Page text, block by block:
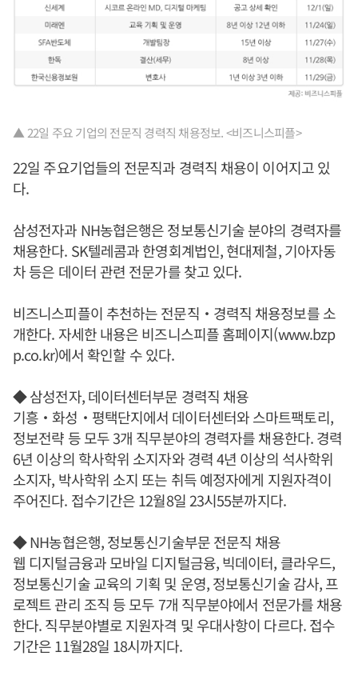
▲ 22일 주요 기업의 전문직 경력직 채용정보. <비즈니스피플>
22일 주요기업들의 전문직과 경력직 채용이 이어지고 있
다.
삼성전자과 NH농협은행은 정보통신기술 분야의 경력자를
채용한다. SK텔레콤과 한영회계법인, 현대제철, 기아자동
차 등은 데이터 관련 전문가를 찾고 있다.
비즈니스피플이 추천하는 전문직‧경력직 채용정보를 소
개한다. 자세한 내용은 비즈니스피플 홈페이지(www.bzp
p.co.kr)에서 확인할 수 있다.
◆ 삼성전자, 데이터센터부문 경력직 채용
기흥‧화성‧평택단지에서 데이터센터와 스마트팩토리,
정보전략 등 모두 3개 직무분야의 경력자를 채용한다. 경력
6년 이상의 학사학위 소지자와 경력 4년 이상의 석사학위
소지자, 박사학위 소지 또는 취득 예정자에게 지원자격이
주어진다. 접수기간은 12월8일 23시55분까지다.
◆ NH농협은행, 정보통신기술부문 전문직 채용
웹 디지털금융과 모바일 디지털금융, 빅데이터, 클라우드,
정보통신기술 교육의 기획 및 운영, 정보통신기술 감사, 프
로젝트 관리 조직 등 모두 7개 직무분야에서 전문가를 채용
한다. 직무분야별로 지원자격 및 우대사항이 다르다. 접수
기간은 11월28일 18시까지다.